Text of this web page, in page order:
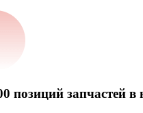
позиций запчастей